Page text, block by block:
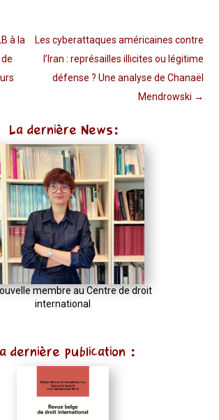
à la
Les cyberattaques américaines contre
l’Iran : représailles illicites ou légitime
défense ? Une analyse de Chanaël
Mendrowski →
La dernière News:
membre au Centre de droit
international
dernière publication :